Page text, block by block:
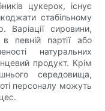
цукерок, існує
стабільному
Варіації сировини,
певній партії або
натуральних
продукт. Крім
середовища,
персоналу можуть